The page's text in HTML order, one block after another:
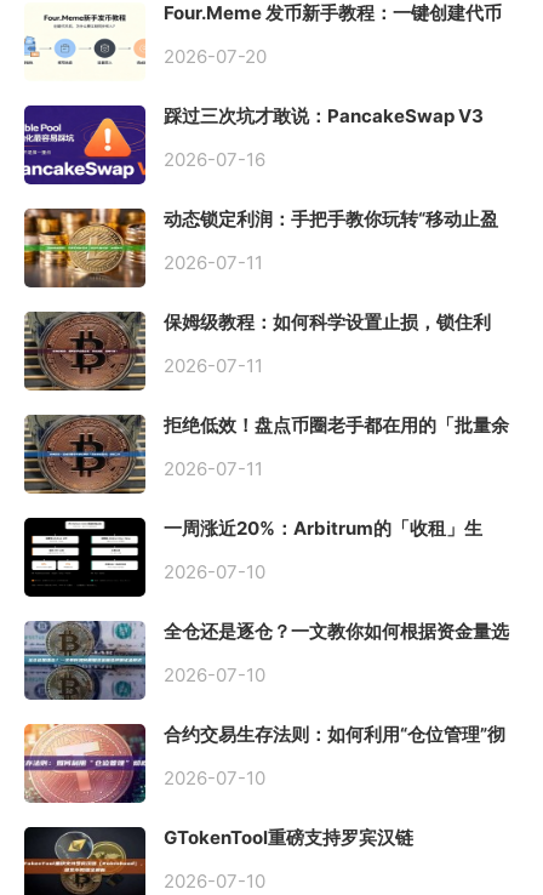
Four.Meme 发币新手教程：一键创建代币
2026-07-20
踩过三次坑才敢说：PancakeSwap V3
初始化
2026-07-16
动态锁定利润：手把手教你玩转“移动止盈
2026-07-11
保姆级教程：如何科学设置止损，锁住利
2026-07-11
拒绝低效！盘点币圈老手都在用的「批量余
2026-07-11
一周涨近20%：Arbitrum的「收租」生
2026-07-10
全仓还是逐仓？一文教你如何根据资金量选
2026-07-10
合约交易生存法则：如何利用“仓位管理”彻
2026-07-10
GTokenTool重磅支持罗宾汉链
2026-07-10